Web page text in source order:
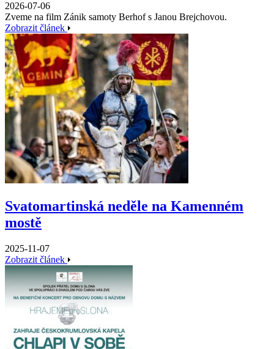
2026-07-06
Zveme na film Zánik samoty Berhof s Janou Brejchovou.
Zobrazit článek
Svatomartinská neděle na Kamenném
mostě
2025-11-07
Zobrazit článek